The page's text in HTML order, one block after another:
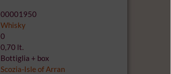
00001950
Whisky
0
0,70 lt.
Bottiglia + box
Scozia-Isle of Arran